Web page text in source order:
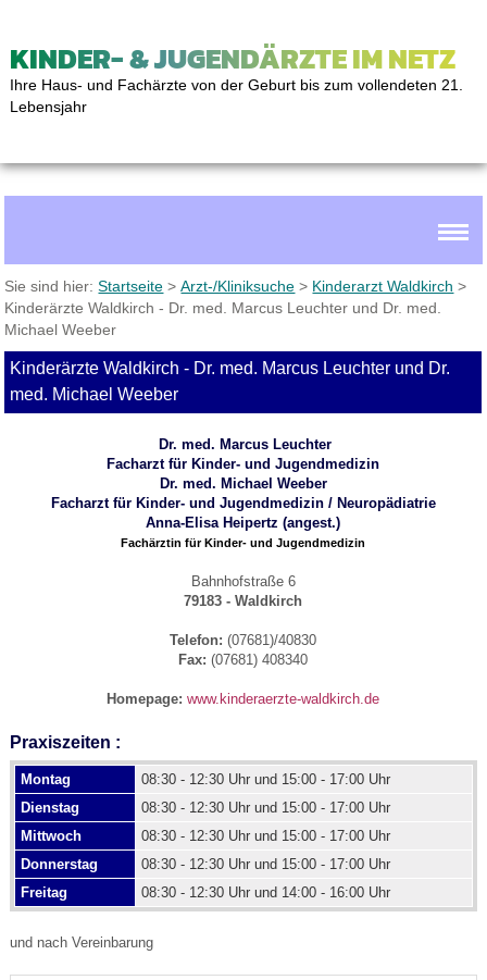
KINDER- & JUGENDÄRZTE IM NETZ
Ihre Haus- und Fachärzte von der Geburt bis zum vollendeten 21.
Lebensjahr
Sie sind hier:Startseite >Arzt-/Kliniksuche > Kinderarzt Waldkirch >
Kinderärzte Waldkirch - Dr. med. Marcus Leuchter und Dr. med.
Michael Weeber
Kinderärzte Waldkirch - Dr. med. Marcus Leuchter und Dr.
med. Michael Weeber
Dr. med. Marcus Leuchter
Facharzt für Kinder- und Jugendmedizin
Dr. med. Michael Weeber
Facharzt für Kinder- und Jugendmedizin / Neuropädiatrie
Anna-Elisa Heipertz(angest.)
Fachärztin für Kinder- und Jugendmedizin
Bahnhofstraße 6
79183 - Waldkirch
Telefon: (07681)/40830
Fax: (07681) 408340
Homepage: www.kinderaerzte-waldkirch.de
Praxiszeiten :
Montag
08:30 - 12:30 Uhr und 15:00 - 17:00 Uhr
Dienstag
08:30 - 12:30 Uhr und 15:00 - 17:00 Uhr
Mittwoch
08:30 - 12:30 Uhr und 15:00 - 17:00 Uhr
Donnerstag
08:30 - 12:30 Uhr und 15:00 - 17:00 Uhr
Freitag
08:30 - 12:30 Uhr und 14:00 - 16:00 Uhr
und nach Vereinbarung